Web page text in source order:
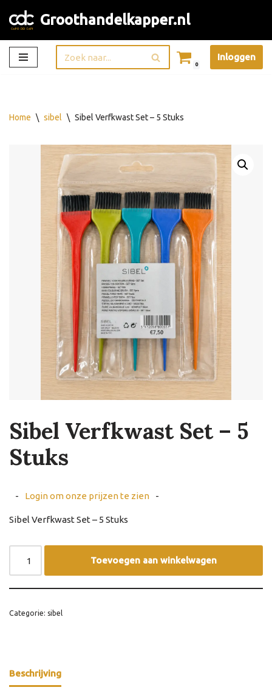
Ga
naar
de
Groothandelkapper.nl
0
Inloggen
Home \ sibel \ Sibel Verfkwast Set – 5 Stuks
Sibel Verfkwast Set – 5
Stuks
- Login om onze prijzen te zien -
Sibel Verfkwast Set – 5 Stuks
Toevoegen aan winkelwagen
Categorie: sibel
Beschrijving